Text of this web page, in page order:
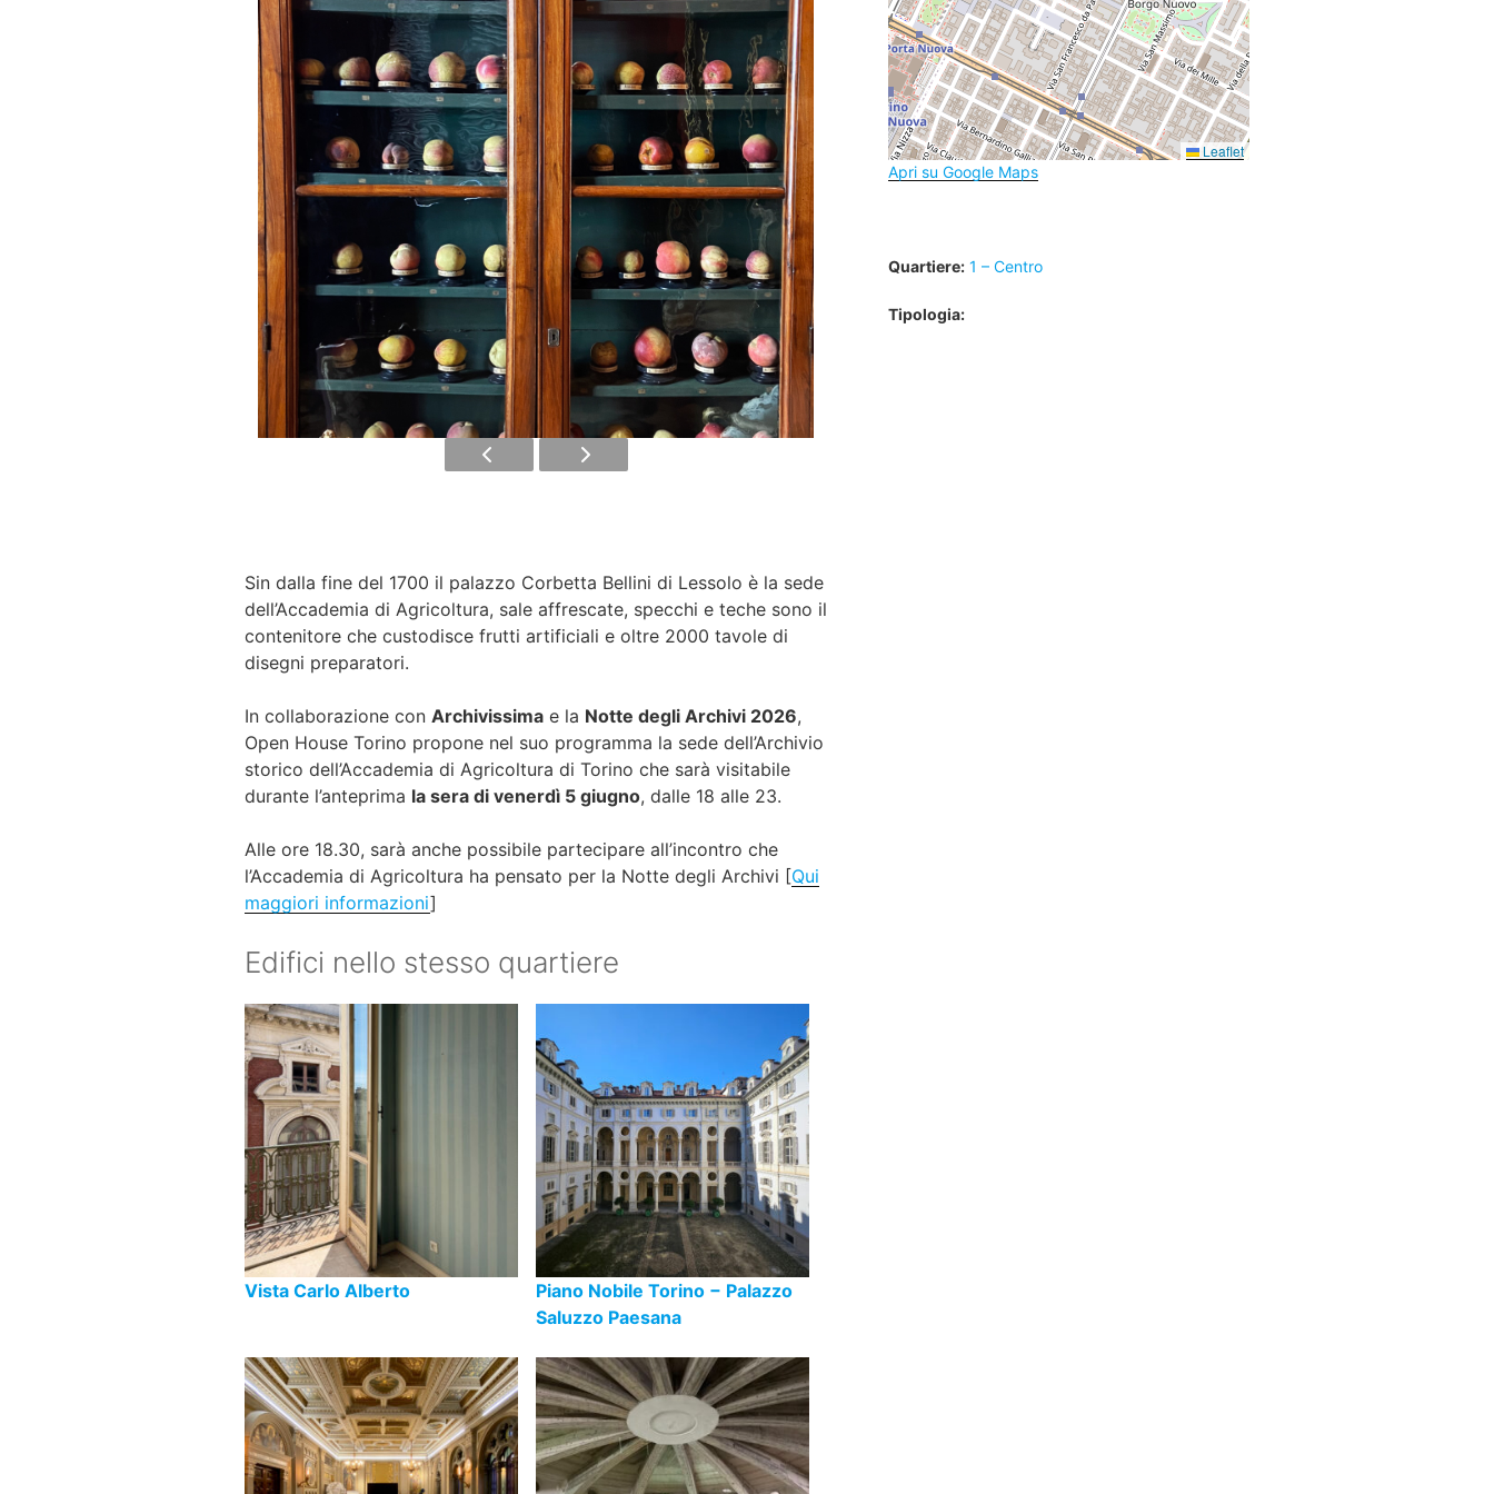
Sin dalla fine del 1700 il palazzo Corbetta Bellini di Les­solo è la sede
dell’Accademia di Agricoltura, sale affrescate, specchi e teche sono il
contenitore che custodisce frutti artificiali e oltre 2000 tavole di
disegni preparatori.
In collaborazione con Archivissima e la Notte degli Archivi 2026,
Open House Torino propone nel suo programma la sede dell’Archivio
storico dell’Accademia di Agricoltura di Torino che sarà visitabile
durante l’anteprima la sera di venerdì 5 giugno, dalle 18 alle 23.
Alle ore 18.30, sarà anche possibile partecipare all’incontro che
l’Accademia di Agricoltura ha pensato per la Notte degli Archivi [Qui
maggiori informazioni]
Leaflet
Apri su Google Maps
Quartiere: 1 – Centro
Tipologia:
Edifici nello stesso quartiere
Vista Carlo Alberto
Piano Nobile Torino − Palazzo
Saluzzo Paesana